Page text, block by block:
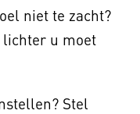
niet te zacht?
lichter u moet
Stel